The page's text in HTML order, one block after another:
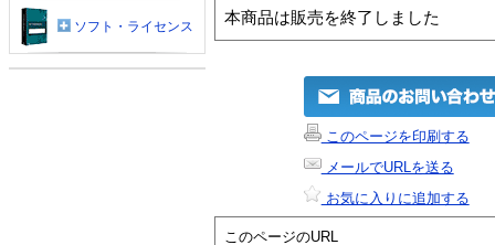
本商品は販売を終了しました
このページを印刷する
メールでURLを送る
お気に入りに追加する
このページのURL
ソフト・ライセンス